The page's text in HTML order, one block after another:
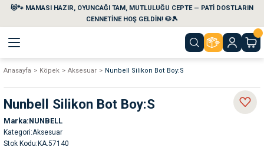
😻🐾 MAMASI HAZIR, OYUNCAĞI TAM, MUTLULUĞU CEPTE — PATİ DOSTLARIN
CENNETİNE HOŞ GELDİN! 🐶🎾
Geri Dön
Geri Dön
Temizlik Ürünleri
Geri Dön
Geri Dön
Geri Dön
Geri Dön
Anasayfa Köpek Aksesuar Nunbell Silikon Bot Boy:S
Nunbell Silikon Bot Boy:S
Marka NUNBELL
Kategori Aksesuar
Stok Kodu KA.57140